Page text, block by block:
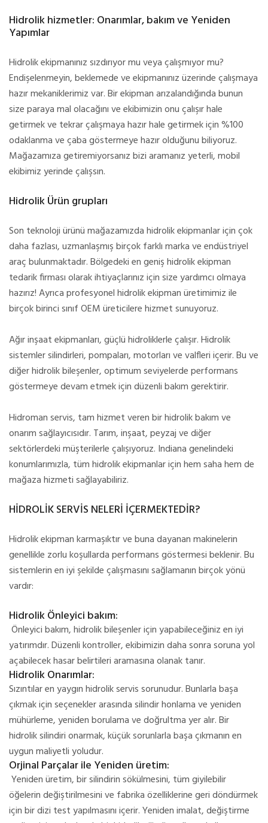
Hidrolik hizmetler: Onarımlar, bakım ve Yeniden
Yapımlar
Hidrolik ekipmanınız sızdırıyor mu veya çalışmıyor mu?
Endişelenmeyin, beklemede ve ekipmanınız üzerinde çalışmaya
hazır mekaniklerimiz var. Bir ekipman arızalandığında bunun
size paraya mal olacağını ve ekibimizin onu çalışır hale
getirmek ve tekrar çalışmaya hazır hale getirmek için %100
odaklanma ve çaba göstermeye hazır olduğunu biliyoruz.
Mağazamıza getiremiyorsanız bizi aramanız yeterli, mobil
ekibimiz yerinde çalışsın.
Hidrolik Ürün grupları
Son teknoloji ürünü mağazamızda hidrolik ekipmanlar için çok
daha fazlası, uzmanlaşmış birçok farklı marka ve endüstriyel
araç bulunmaktadır. Bölgedeki en geniş hidrolik ekipman
tedarik firması olarak ihtiyaçlarınız için size yardımcı olmaya
hazırız! Ayrıca profesyonel hidrolik ekipman üretimimiz ile
birçok birinci sınıf OEM üreticilere hizmet sunuyoruz.
Ağır inşaat ekipmanları, güçlü hidroliklerle çalışır. Hidrolik
sistemler silindirleri, pompaları, motorları ve valfleri içerir. Bu ve
diğer hidrolik bileşenler, optimum seviyelerde performans
göstermeye devam etmek için düzenli bakım gerektirir.
Hidroman servis, tam hizmet veren bir hidrolik bakım ve
onarım sağlayıcısıdır. Tarım, inşaat, peyzaj ve diğer
sektörlerdeki müşterilerle çalışıyoruz. Indiana genelindeki
konumlarımızla, tüm hidrolik ekipmanlar için hem saha hem de
mağaza hizmeti sağlayabiliriz.
HİDROLİK SERVİS NELERİ İÇERMEKTEDİR?
Hidrolik ekipman karmaşıktır ve buna dayanan makinelerin
genellikle zorlu koşullarda performans göstermesi beklenir. Bu
sistemlerin en iyi şekilde çalışmasını sağlamanın birçok yönü
vardır:
Hidrolik Önleyici bakım:
Önleyici bakım, hidrolik bileşenler için yapabileceğiniz en iyi
yatırımdır. Düzenli kontroller, ekibimizin daha sonra soruna yol
açabilecek hasar belirtileri aramasına olanak tanır.
Hidrolik Onarımlar:
Sızıntılar en yaygın hidrolik servis sorunudur. Bunlarla başa
çıkmak için seçenekler arasında silindir honlama ve yeniden
mühürleme, yeniden borulama ve doğrultma yer alır. Bir
hidrolik silindiri onarmak, küçük sorunlarla başa çıkmanın en
uygun maliyetli yoludur.
Orjinal Parçalar ile Yeniden üretim:
Yeniden üretim, bir silindirin sökülmesini, tüm giyilebilir
öğelerin değiştirilmesini ve fabrika özelliklerine geri döndürmek
için bir dizi test yapılmasını içerir. Yeniden imalat, değiştirme